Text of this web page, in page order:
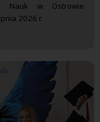
Nauk w Ostrowie
2026 r.